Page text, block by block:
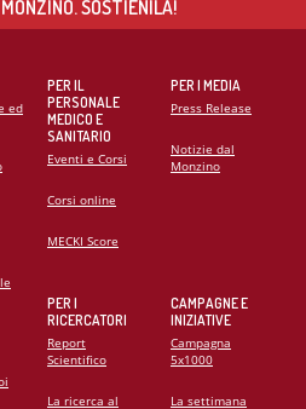
SOSTIENILA!
ed
PER IL
PERSONALE
MEDICO E
SANITARIO
Eventi e Corsi
Corsi online
MECKI Score
PER I
RICERCATORI
Report
Scientifico
La ricerca al
PER I MEDIA
Press Release
Notizie dal
Monzino
CAMPAGNE E
INIZIATIVE
Campagna
5x1000
La settimana